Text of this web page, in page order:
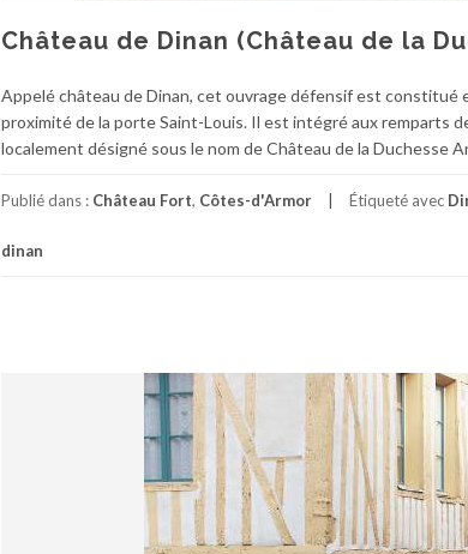
Château de Dinan (Château de la
Appelé château de Dinan, cet ouvrage défensif est constitué
proximité de la porte Saint-Louis. Il est intégré aux remparts
localement désigné sous le nom de Château de la Duchesse
Publié dans : Château Fort, Côtes-d'Armor Étiqueté avec
dinan